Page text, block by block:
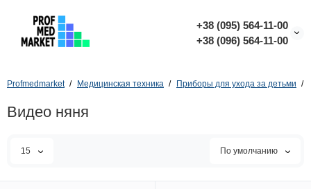
+38 (095) 564-11-00
+38 (096) 564-11-00
Profmedmarket Медицинская техника Приборы для ухода за детьми
Видео няня
15 По умолчанию